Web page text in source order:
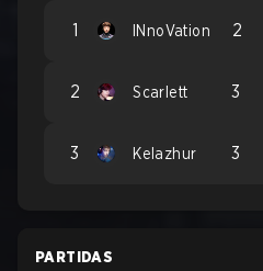
1 INnoVation 2
2 Scarlett 3
3 Kelazhur 3
PARTIDAS